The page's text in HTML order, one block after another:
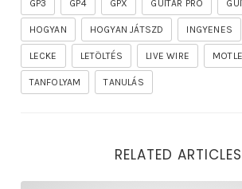
GP3 GP4 GPX GUITAR PRO
HOGYAN HOGYAN JÁTSZD INGYENES
LECKE LETÖLTÉS LIVE WIRE
TANFOLYAM TANULÁS
RELATED ARTICLES